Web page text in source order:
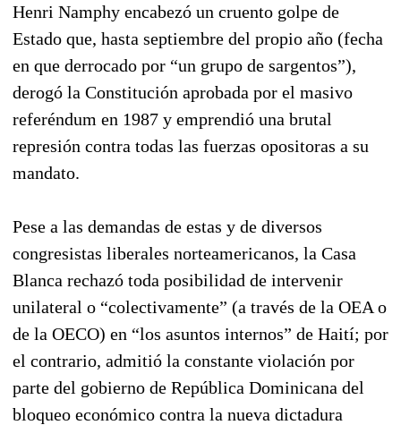
Henri Namphy encabezó un cruento golpe de
Estado que, hasta septiembre del propio año (fecha
en que derrocado por “un grupo de sargentos”),
derogó la Constitución aprobada por el masivo
referéndum en 1987 y emprendió una brutal
represión contra todas las fuerzas opositoras a su
mandato.
Pese a las demandas de estas y de diversos
congresistas liberales norteamericanos, la Casa
Blanca rechazó toda posibilidad de intervenir
unilateral o “colectivamente” (a través de la OEA o
de la OECO) en “los asuntos internos” de Haití; por
el contrario, admitió la constante violación por
parte del gobierno de República Dominicana del
bloqueo económico contra la nueva dictadura